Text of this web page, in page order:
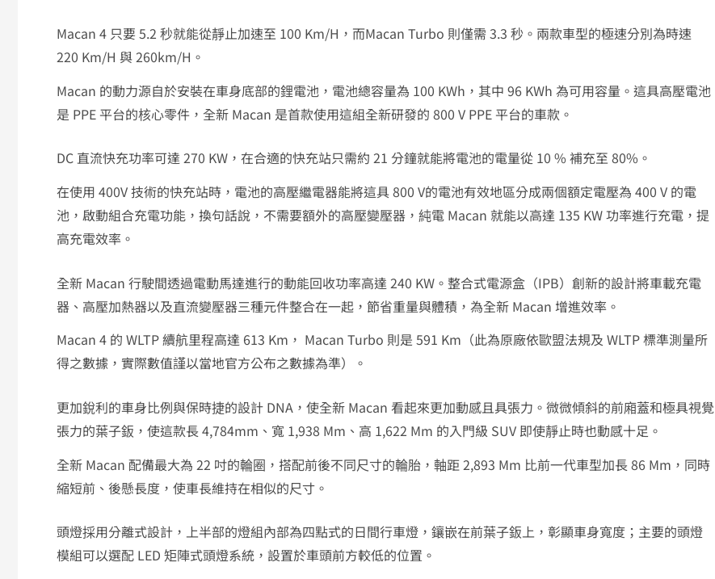
Macan 4 只要 5.2 秒就能從靜止加速至 100 Km/h，而Macan Turbo 則僅需 3.3 秒。兩款車型的極速分別為時速
220 Km/h 與 260km/h。
Macan 的動力源自於安裝在車身底部的鋰電池，電池總容量為 100 KWh，其中 96 KWh 為可用容量。這具高壓電池
是 PPE 平台的核心零件，全新 Macan 是首款使用這組全新研發的 800 V PPE 平台的車款。
DC 直流快充功率可達 270 KW，在合適的快充站只需約 21 分鐘就能將電池的電量從 10 % 補充至 80%。
在使用 400V 技術的快充站時，電池的高壓繼電器能將這具 800 V的電池有效地區分成兩個額定電壓為 400 V 的電
池，啟動組合充電功能，換句話說，不需要額外的高壓變壓器，純電 Macan 就能以高達 135 KW 功率進行充電，提
高充電效率。
全新 Macan 行駛間透過電動馬達進行的動能回收功率高達 240 KW。整合式電源盒（IPB）創新的設計將車載充電
器、高壓加熱器以及直流變壓器三種元件整合在一起，節省重量與體積，為全新 Macan 增進效率。
Macan 4 的 WLTP 續航里程高達 613 Km， Macan Turbo 則是 591 Km（此為原廠依歐盟法規及 WLTP 標準測量所
得之數據，實際數值謹以當地官方公布之數據為準）。
更加銳利的車身比例與保時捷的設計 DNA，使全新 Macan 看起來更加動感且具張力。微微傾斜的前廂蓋和極具視覺
張力的葉子鈑，使這款長 4,784mm、寬 1,938 Mm、高 1,622 Mm 的入門級 SUV 即使靜止時也動感十足。
全新 Macan 配備最大為 22 吋的輪圈，搭配前後不同尺寸的輪胎，軸距 2,893 Mm 比前一代車型加長 86 Mm，同時
縮短前、後懸長度，使車長維持在相似的尺寸。
頭燈採用分離式設計，上半部的燈組內部為四點式的日間行車燈，鑲嵌在前葉子鈑上，彰顯車身寬度；主要的頭燈
模組可以選配 LED 矩陣式頭燈系統，設置於車頭前方較低的位置。